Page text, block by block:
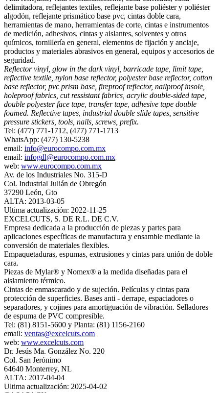
delimitadora, reflejantes textiles, reflejante base poliéster y poliéster
algodón, reflejante prismático base pvc, cintas doble cara,
herramientas de mano, herramientas de corte, cintas e instrumentos
de medición, adhesivos, cintas y aislantes, solventes y otros
químicos, tornillería en general, elementos de fijación y anclaje,
productos y materiales abrasivos en general, equipos y accesorios de
seguridad.
Reflector vinyl, glow in the dark vinyl, barricade tape, limit tape,
reflective textile, nylon base reflector, polyester base reflector, cotton
base reflector, pvc prism base, fireproof reflector, nailproof insole,
holeproof fabrics, cut ressistant fabrics, acrylic double-sided tape,
double polyester face tape, transfer tape, adhesive tape double
foamed. Reflective tapes, industrial double slide tapes, sensitive
pressure stickers, tools, nails, screws, prefix.
Tel: (477) 771-1712, (477) 771-1713
WhatsApp: (477) 130-5238
email: info@eurocompo.com.mx
email: infogdl@eurocompo.com.mx
web: www.eurocompo.com.mx
Av. de los Industriales No. 315-D
Col. Industrial Julián de Obregón
37290 León, Gto
ALTA: 2013-03-05
Ultima actualización: 2022-11-25
EXCELCUTS, S. DE R.L. DE C.V.
Empresa dedicada a la producción de piezas y partes para
aplicaciones específicas de manufactura y ensamble mediante la
conversión de materiales flexibles.
Empaquetaduras, espumas, extrusiones y cintas para unión de doble
cara.
Piezas de Mylar® y Nomex® a la medida diseñadas para el
aislamiento térmico.
Cintas de enmascarado y de sujeción. Películas y cintas para
protección de superficies. Bases anti - derrape, espaciadores o
separadores, y cojines para amortiguación de vibración. Selladores
de espuma de PVC compresible.
Tel: (81) 8151-5600 y Planta: (81) 1156-2160
email: ventas@excelcuts.com
web: www.excelcuts.com
Dr. Jesús Ma. González No. 220
Col. San Jerónimo
64640 Monterrey, NL
ALTA: 2017-04-04
Ultima actualización: 2025-04-02